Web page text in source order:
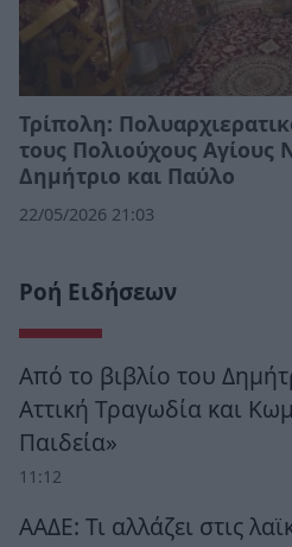
Τρίπολη:
τους Πολιούχους Αγίους
Δημήτριο και Παύλο
22/05/2026 21:03
Ροή Ειδήσεων
Από το βιβλίο του
Αττική Τραγωδία και
Παιδεία»
11:12
ΑΑΔΕ: Τι αλλάζει στις